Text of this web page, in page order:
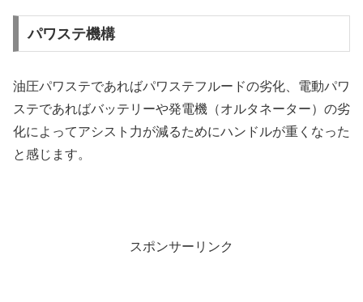
パワステ機構
油圧パワステであればパワステフルードの劣化、電動パワ
ステであればバッテリーや発電機（オルタネーター）の劣
化によってアシスト力が減るためにハンドルが重くなった
と感じます。
スポンサーリンク